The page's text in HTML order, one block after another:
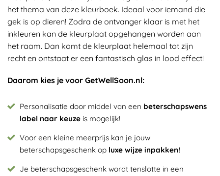
het thema van deze kleurboek. Ideaal voor iemand die
gek is op dieren! Zodra de ontvanger klaar is met het
inkleuren kan de kleurplaat opgehangen worden aan
het raam. Dan komt de kleurplaat helemaal tot zijn
recht en ontstaat er een fantastisch glas in lood effect!
Daarom kies je voor GetWellSoon.nl:
Personalisatie door middel van een beterschapswens
label naar keuze is mogelijk!
Voor een kleine meerprijs kan je jouw
beterschapsgeschenk op luxe wijze inpakken!
Je beterschapsgeschenk wordt tenslotte in een